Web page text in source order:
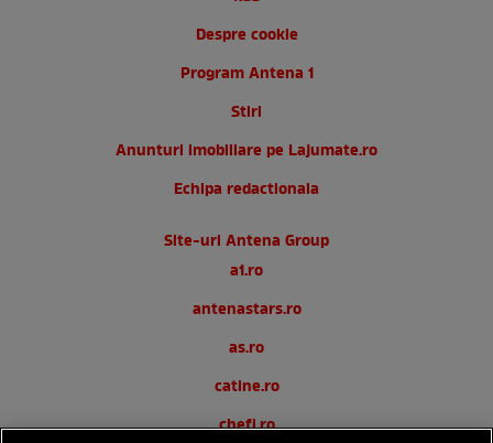
Despre cookie
Program Antena 1
Stiri
Anunturi imobiliare pe Lajumate.ro
Echipa redactionala
Site-uri Antena Group
a1.ro
antenastars.ro
as.ro
catine.ro
chefi.ro